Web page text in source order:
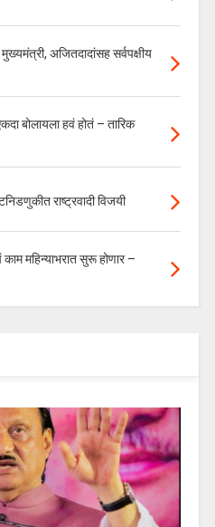
अजितदादांसह सर्वपक्षीय
बोलायला हवं होतं – तारिक
राष्ट्रवादी विजयी
महिन्याभरात सुरू होणार –